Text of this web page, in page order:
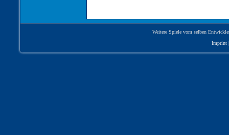
Weitere Spiele vom selben
Imprint